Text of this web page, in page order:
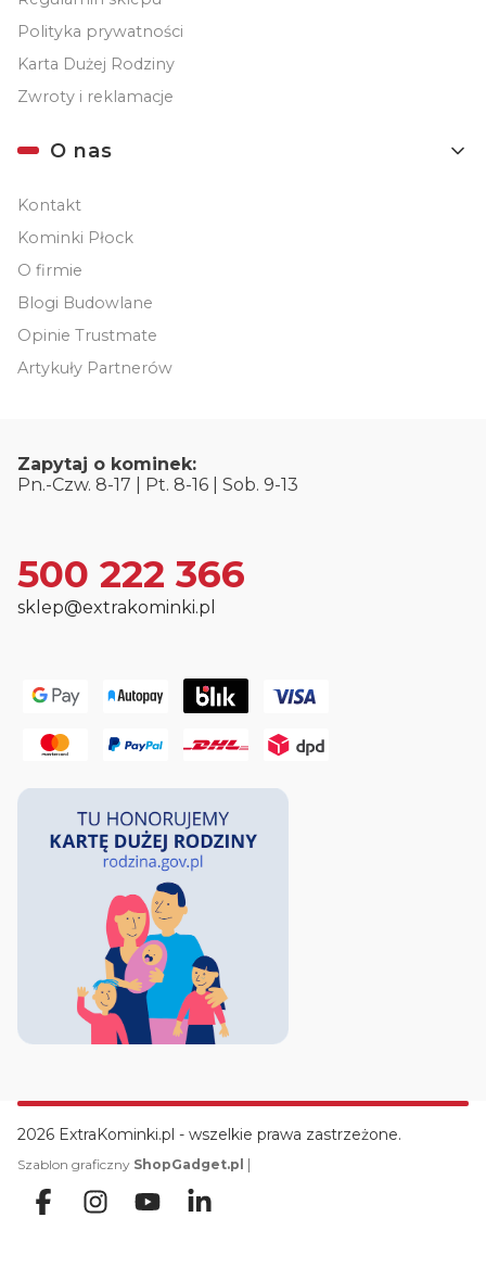
Polityka prywatności
Karta Dużej Rodziny
Zwroty i reklamacje
O nas
Kontakt
Kominki Płock
O firmie
Blogi Budowlane
Opinie Trustmate
Artykuły Partnerów
Zapytaj o kominek:
Pn.-Czw. 8-17 | Pt. 8-16 | Sob. 9-13
500 222 366
sklep@extrakominki.pl
2026 ExtraKominki.pl - wszelkie prawa zastrzeżone.
Szablon graficzny ShopGadget.pl |